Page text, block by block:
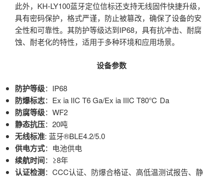
此外，KH-LY100蓝牙定位信标还支持无线固件快捷升级，
具有密码保护，格式严谨，防止被篡改，确保了设备的安
全性和可靠性。其防护等级达到IP68，具有抗冲击、耐腐
蚀、耐老化的特性，适用于多种环境和应用场景‌。
设备参数
防护等级：IP68
防爆标志：Ex ia IIC T6 Ga/Ex ia IIIC T80℃ Da
防腐等级：WF2
静态抗压：20吨
无线标准: 蓝牙®BLE4.2/5.0
供电方式：电池供电
续航时间：≥8年
认证检测：CCC认证、防爆合格证、高低温测试报告、静